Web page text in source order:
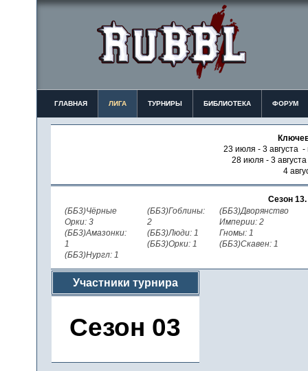
ГЛАВНАЯ ЛИГА ТУРНИРЫ БИБЛИОТЕКА ФОРУМ
23 июля - 3 августа -
28 июля - 3
4
Сезон 13.
(ББ3)Чёрные
Орки: 3
(ББ3)Амазонки:
1
(ББ3)Нургл: 1
(ББ3)Гоблины:
2
(ББ3)Люди: 1
(ББ3)Орки: 1
(ББ3)Дворянство
Империи: 2
Гномы: 1
(ББ3)Скавен: 1
Участники турнира
Сезон 03